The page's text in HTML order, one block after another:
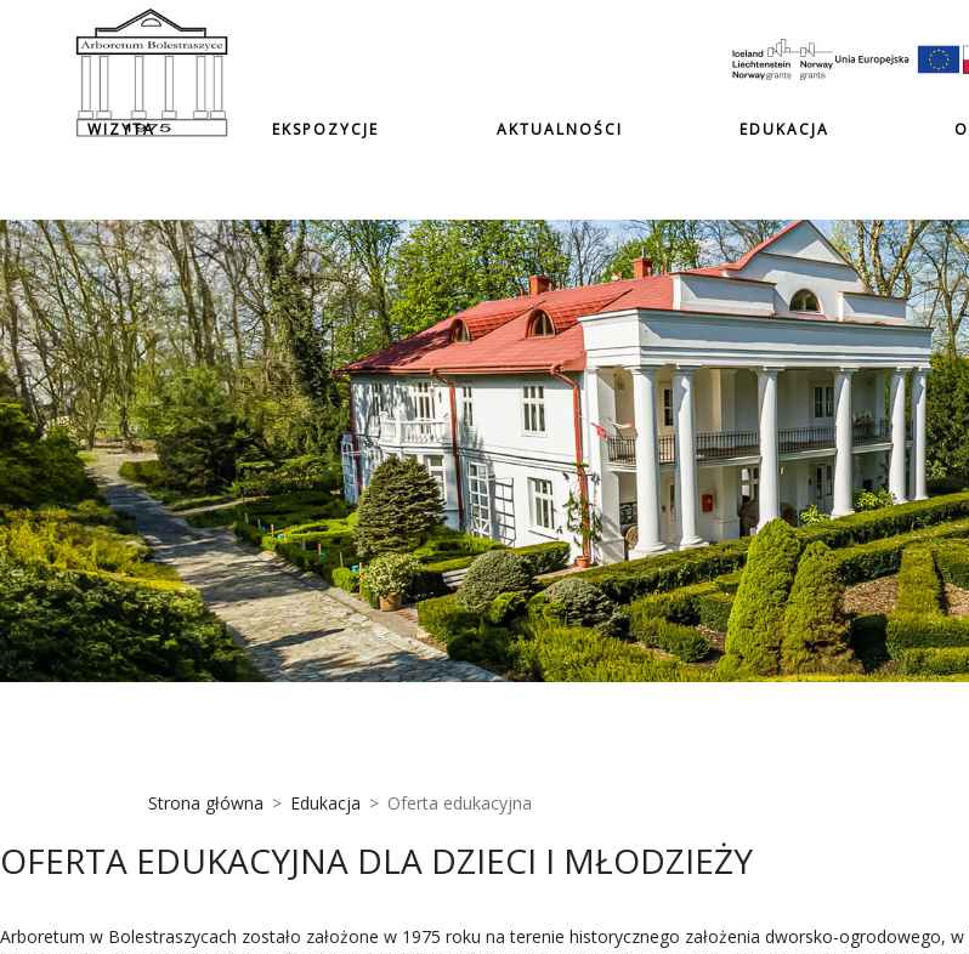
WIZYTA EKSPOZYCJE AKTUALNOŚCI EDUKACJA
Strona główna Edukacja Oferta edukacyjna
OFERTA EDUKACYJNA DLA DZIECI I MŁODZIEŻY
Arboretum w Bolestraszycach zostało założone w 1975 roku na terenie historycznego założenia dworsko-ogrodowego,